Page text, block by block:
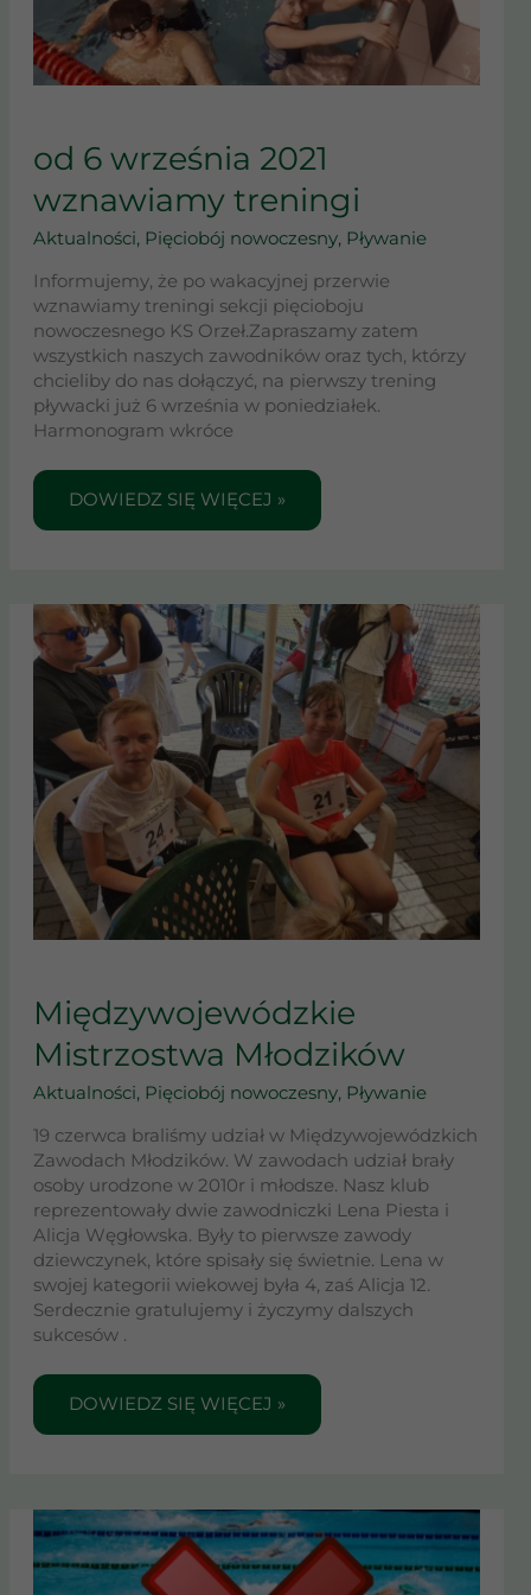
od 6 września 2021
wznawiamy treningi
Aktualności, Pięciobój nowoczesny, Pływanie
Informujemy, że po wakacyjnej przerwie
wznawiamy treningi sekcji pięcioboju
nowoczesnego KS Orzeł.Zapraszamy zatem
wszystkich naszych zawodników oraz tych, którzy
chcieliby do nas dołączyć, na pierwszy trening
pływacki już 6 września w poniedziałek.
Harmonogram wkróce
6
WRZEŚNIA
2021
TRENINGI
DOWIEDZ SIĘ WIĘCEJ »
Międzywojewódzkie
Mistrzostwa Młodzików
Aktualności, Pięciobój nowoczesny, Pływanie
19 czerwca braliśmy udział w Międzywojewódzkich
Zawodach Młodzików. W zawodach udział brały
osoby urodzone w 2010r i młodsze. Nasz klub
reprezentowały dwie zawodniczki Lena Piesta i
Alicja Węgłowska. Były to pierwsze zawody
dziewczynek, które spisały się świetnie. Lena w
swojej kategorii wiekowej była 4, zaś Alicja 12.
Serdecznie gratulujemy i życzymy dalszych
sukcesów .
MISTRZOSTWA
MŁODZIKÓW
DOWIEDZ SIĘ WIĘCEJ »